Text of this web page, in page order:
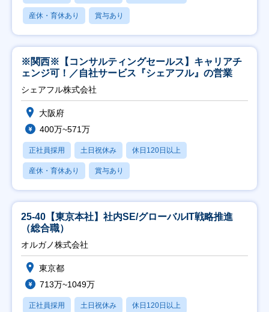
産休・育休あり 賞与あり
※関西※【コンサルティングセールス】キャリアチ
ェンジ可！／自社サービス『シェアフル』の営業
シェアフル株式会社
大阪府
400万~571万
正社員採用 土日祝休み 休日120日以上
産休・育休あり 賞与あり
25-40【東京本社】社内SE/グローバルIT戦略推進
（総合職）
オルガノ株式会社
東京都
713万~1049万
正社員採用 土日祝休み 休日120日以上